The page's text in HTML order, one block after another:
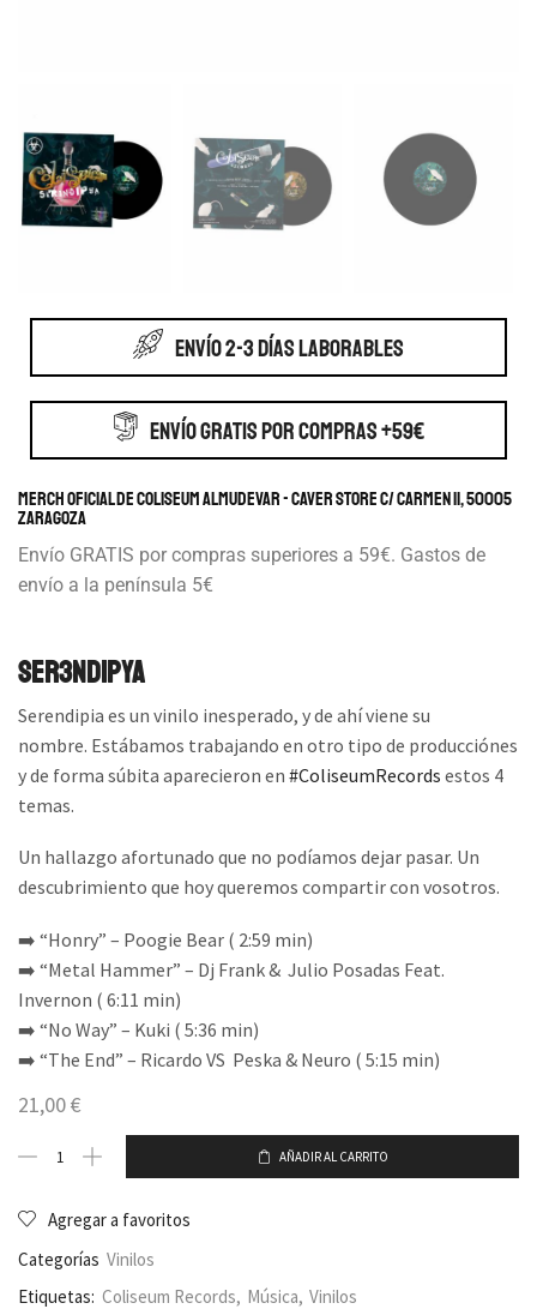
ENVÍO 2-3 DÍAS LABORABLES
ENVÍO GRATIS POR COMPRAS +59€
Merch Oficial de Coliseum Almudevar - Caver store c/ Carmen 11, 50005
Zaragoza
Envío GRATIS por compras superiores a 59€. Gastos de
envío a la península 5€
Ser3nd1pya
Serendipia es un vinilo inesperado, y de ahí viene su
nombre. Estábamos trabajando en otro tipo de producciónes
y de forma súbita aparecieron en #ColiseumRecords estos 4
temas.
Un hallazgo afortunado que no podíamos dejar pasar. Un
descubrimiento que hoy queremos compartir con vosotros.
➡️ “Honry” – Poogie Bear ( 2:59 min)
➡️ “Metal Hammer” – Dj Frank & Julio Posadas Feat.
Invernon ( 6:11 min)
➡️ “No Way” – Kuki ( 5:36 min)
➡️ “The End” – Ricardo VS Peska & Neuro ( 5:15 min)
21,00€
AÑADIR AL CARRITO
Agregar a favoritos
Categorías Vinilos
Etiquetas: Coliseum Records, Música, Vinilos